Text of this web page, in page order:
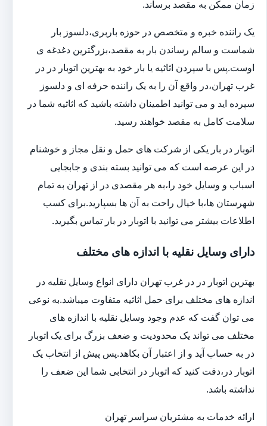
زمان ممکن به مقصد برساند.
یک راننده خبره و متخصص در حوزه باربری،دلسوز بار
شماست و سالم رساندن بار به مقصد،بزرگترین دغدغه ی
اوست.پس با سپردن اثاثیه یا بار خود به بهترین اتوبار در در
غرب تهران،در واقع آن را به یک راننده حرفه ای و دلسوز
سپرده اید و می توانید اطمینان داشته باشید که اثاثیه شما در
سلامت کامل به مقصد خواهند رسید.
اتوبار در بار یکی از شرکت های حمل و نقل مجاز و خوشنام
در این عرصه است که می توانید بسته بندی و جابجایی
اسباب و وسایل خود را،به هر مقصدی در از تهران به تمام
شهرستان ها،با خیال راحت به آن ها بسپارید.برای کسب
اطلاعات بیشتر می توانید با اتوبار در بار تماس بگیرید.
دارای وسایل نقلیه با اندازه های مختلف
بهترین اتوبار در در غرب تهران دارای انواع وسایل نقلیه در
اندازه های مختلف برای حمل اثاثیه متفاوت می‎باشد.به نوعی
می توان گفت که عدم وجود وسایل نقلیه با اندازه های
مختلف می تواند یک محدودیت و ضعف بزرگ برای یک اتوبار
در به حساب آید و از اعتبار آن بکاهد.پس پیش از انتخاب یک
اتوبار در،دقت کنید که اتوبار در انتخابی شما این ضعف را
نداشته باشد.
ارائه خدمات به مشتریان سراسر تهران